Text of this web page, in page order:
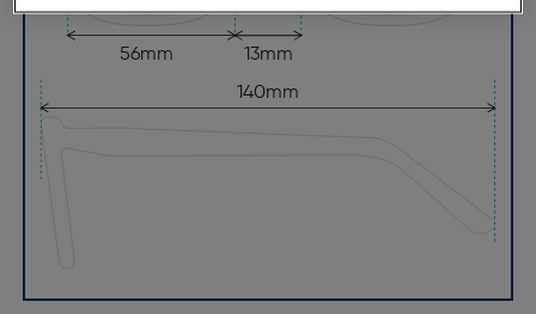
13mm
56mm
140mm